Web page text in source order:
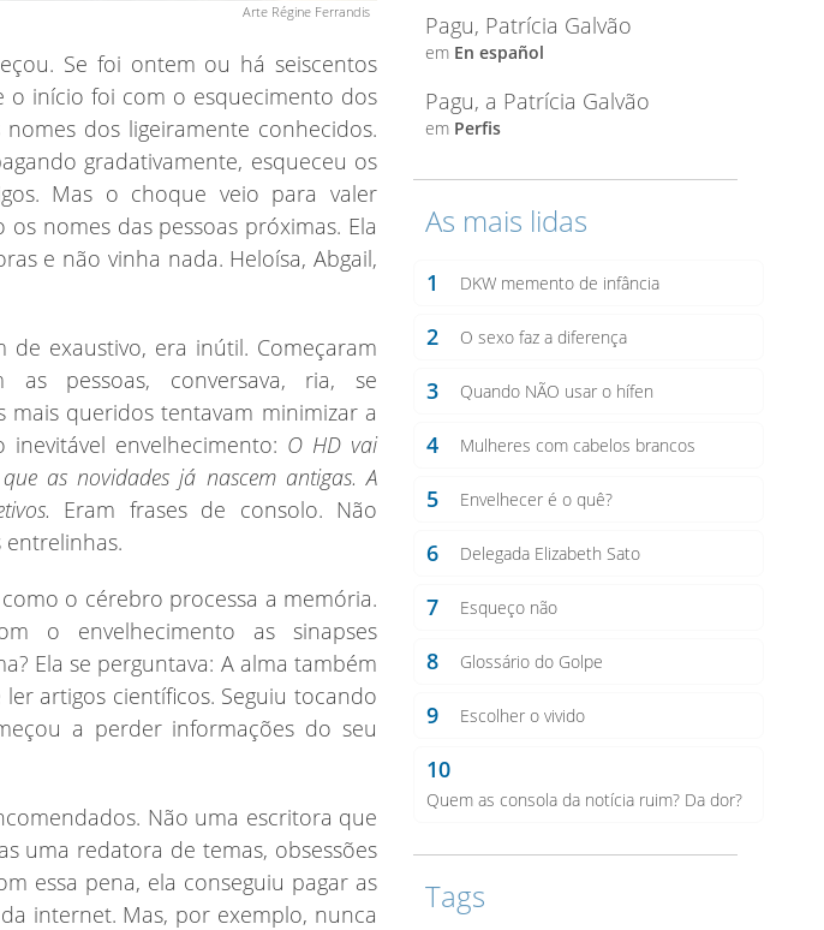
Arte Régine Ferrandis
Se foi ontem ou há seiscentos
o início foi com o esquecimento dos
dos ligeiramente conhecidos.
gradativamente, esqueceu os
Mas o choque veio para valer
nomes das pessoas próximas. Ela
e não vinha nada. Heloísa, Abgail,
exaustivo, era inútil. Começaram
as pessoas, conversava, ria, se
mais queridos tentavam minimizar a
envelhecimento: O HD vai
as novidades já nascem antigas. A
Eram frases de consolo. Não
o cérebro processa a memória.
o envelhecimento as sinapses
Ela se perguntava: A alma também
artigos científicos. Seguiu tocando
a perder informações do seu
Não uma escritora que
uma redatora de temas, obsessões
essa pena, ela conseguiu pagar as
internet. Mas, por exemplo, nunca
Pagu, Patrícia Galvão
em En español
Pagu, a Patrícia Galvão
em Perfis
As mais lidas
1 DKW memento de infância
2 O sexo faz a diferença
3 Quando NÃO usar o hífen
4 Mulheres com cabelos brancos
5 Envelhecer é o quê?
6 Delegada Elizabeth Sato
7 Esqueço não
8 Glossário do Golpe
9 Escolher o vivido
10
Quem as consola da notícia ruim? Da dor?
Tags